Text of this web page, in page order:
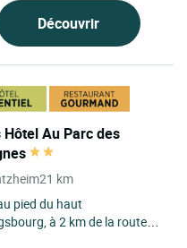
Découvrir
Hôtel Au Parc des
21 km
pied du haut
à 2 km de la route